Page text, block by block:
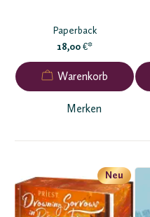
Paperback
18,00 €*
Merken
Neu